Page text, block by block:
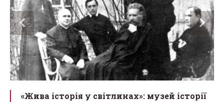
«Жива історія у світлинах»: музей історії